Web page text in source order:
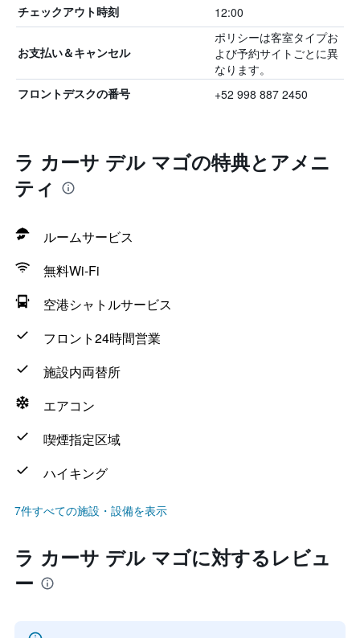
チェックアウト時刻 12:00
お支払い＆キャンセル
ポリシーは客室タイプお
よび予約サイトごとに異
なります。
フロントデスクの番号 +52 998 887 2450
ラ カーサ デル マゴの特典とアメニ
ティ
ルームサービス
無料Wi-Fi
空港シャトルサービス
フロント24時間営業
施設内両替所
エアコン
喫煙指定区域
ハイキング
7件すべての施設・設備を表示
ラ カーサ デル マゴに対するレビュ
ー